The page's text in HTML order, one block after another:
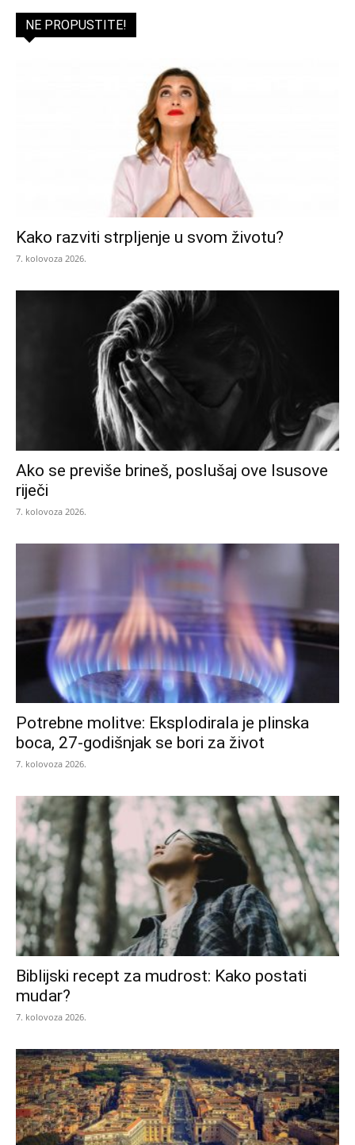
NE PROPUSTITE!
Kako razviti strpljenje u svom životu?
7. kolovoza 2026.
Ako se previše brineš, poslušaj ove Isusove
riječi
7. kolovoza 2026.
Potrebne molitve: Eksplodirala je plinska
boca, 27-godišnjak se bori za život
7. kolovoza 2026.
Biblijski recept za mudrost: Kako postati
mudar?
7. kolovoza 2026.